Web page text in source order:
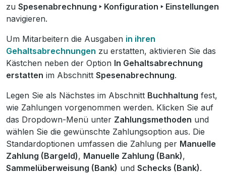
zu Spesenabrechnung ‣ Konfiguration ‣ Einstellungen
navigieren.
Um Mitarbeitern die Ausgaben in ihren
Gehaltsabrechnungen zu erstatten, aktivieren Sie das
Kästchen neben der Option In Gehaltsabrechnung
erstatten im Abschnitt Spesenabrechnung.
Legen Sie als Nächstes im Abschnitt Buchhaltung fest,
wie Zahlungen vorgenommen werden. Klicken Sie auf
das Dropdown-Menü unter Zahlungsmethoden und
wählen Sie die gewünschte Zahlungsoption aus. Die
Standardoptionen umfassen die Zahlung per Manuelle
Zahlung (Bargeld), Manuelle Zahlung (Bank),
Sammelüberweisung (Bank) und Schecks (Bank).